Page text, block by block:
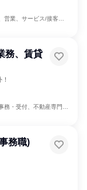
、サービス/接客、人事
務、賃貸
画、製造・生産工程、建築/土木/プラント専門職
務職)